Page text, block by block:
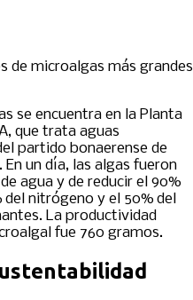
de microalgas más
se encuentra en la Planta
que trata aguas
partido bonaerense de
un día, las algas fueron
agua y de reducir el 90%
nitrógeno y el 50% del
La productividad
fue 760 gramos.